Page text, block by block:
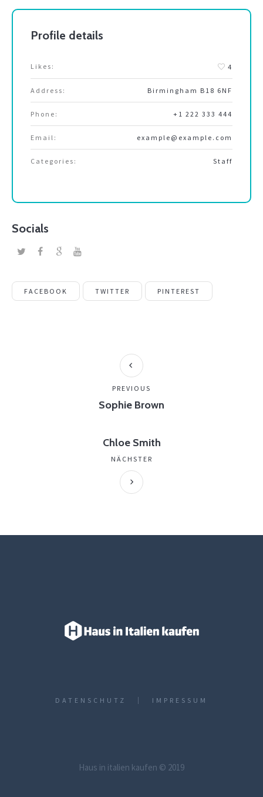
Profile details
Likes: 4
Address: Birmingham B18 6NF
Phone: +1 222 333 444
Email: example@example.com
Categories: Staff
Socials
FACEBOOK TWITTER PINTEREST
Sophie Brown
PREVIOUS
Chloe Smith
NÄCHSTER
DATENSCHUTZ­ IMPRESSUM
Haus in italien kaufen © 2019